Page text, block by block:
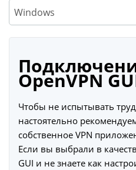
Windows
OpenVPN
Чтобы не испытывать
настоятельно
собственное VPN
Если вы выбрали в
GUI и не знаете как